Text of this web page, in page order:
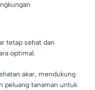
tetap sehat dan
optimal.
akar, mendukung
peluang tanaman untuk